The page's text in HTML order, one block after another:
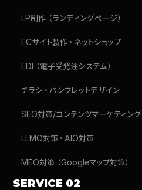
LP制作（ランディングページ）
ECサイト製作・ネットショップ
EDI（電子受発注システム）
チラシ・パンフレットデザイン
SEO対策/コンテンツマーケティング
LLMO対策・AIO対策
MEO対策（Googleマップ対策）
SERVICE 02